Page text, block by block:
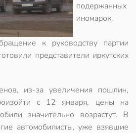
подержанных
иномарок.
к руководству партии
представители иркутских
из-за увеличения пошлин,
с 12 января, цены на
значительно возрастут. В
автомобилисты, уже взявшие